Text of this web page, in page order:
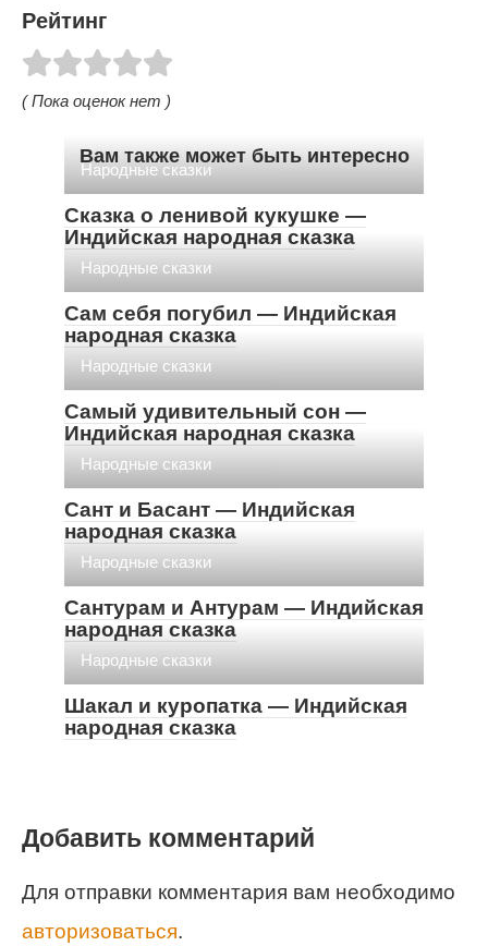
Рейтинг
( Пока оценок нет )
Вам также может быть интересно
Народные сказки
Сказка о ленивой кукушке —
Индийская народная сказка
Народные сказки
Сам себя погубил — Индийская
народная сказка
Народные сказки
Самый удивительный сон —
Индийская народная сказка
Народные сказки
Сант и Басант — Индийская
народная сказка
Народные сказки
Сантурам и Антурам — Индийская
народная сказка
Народные сказки
Шакал и куропатка — Индийская
народная сказка
Добавить комментарий
Для отправки комментария вам необходимо
авторизоваться.